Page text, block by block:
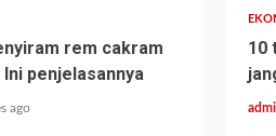
rem cakram
penjelasannya
ago
10